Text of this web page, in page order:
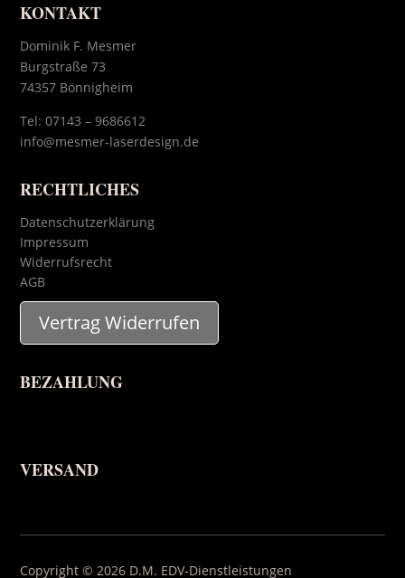
KONTAKT
Dominik F. Mesmer
Burgstraße 73
74357 Bönnigheim
Tel:07143 – 9686612
info@mesmer-laserdesign.de
RECHTLICHES
Datenschutzerklärung
Impressum
Widerrufsrecht
AGB
Vertrag Widerrufen
BEZAHLUNG
VERSAND
Copyright © 2026 D.M. EDV-Dienstleistungen